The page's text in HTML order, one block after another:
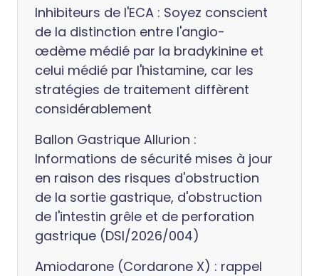
Inhibiteurs de l'ECA : Soyez conscient
de la distinction entre l'angio-
œdème médié par la bradykinine et
celui médié par l'histamine, car les
stratégies de traitement diffèrent
considérablement
Ballon Gastrique Allurion :
Informations de sécurité mises à jour
en raison des risques d'obstruction
de la sortie gastrique, d'obstruction
de l'intestin grêle et de perforation
gastrique (DSI/2026/004)
Amiodarone (Cordarone X) : rappel